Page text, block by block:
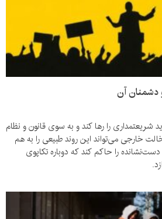
دشمنان آن
شریعتمداری را رها کند و به سوی قانون و نظام
خارجی می‌تواند این روند طبیعی را به هم
را حاکم کند که دوباره تکاپوی